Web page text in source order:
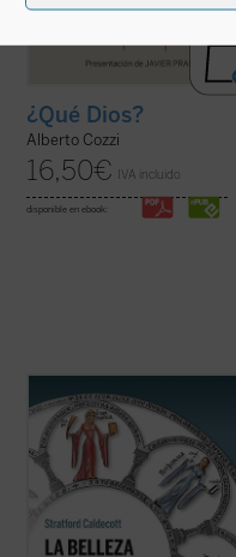
¿Qué Dios?
Alberto Cozzi
16,50€ IVA incluido
disponible en ebook:
La Belleza en la Palabra
contribución única para devolver la
realidad al centro del aprendizaje. A los
interrogantes ¿qué es una buena
educación? o ¿para qué sirve?, Stratford
Caldecott ensaya una respuesta arrojando
una nueva ...(ver ficha)